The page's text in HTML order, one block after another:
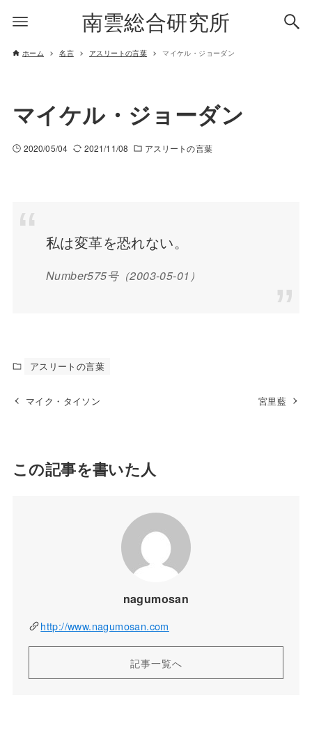
南雲総合研究所
ホーム 名言 アスリートの言葉 マイケル・ジョーダン
マイケル・ジョーダン
2020/05/04 2021/11/08 アスリートの言葉
私は変革を恐れない。
Number575号（2003-05-01）
アスリートの言葉
マイク・タイソン 宮里藍
この記事を書いた人
nagumosan
http://www.nagumosan.com
記事一覧へ